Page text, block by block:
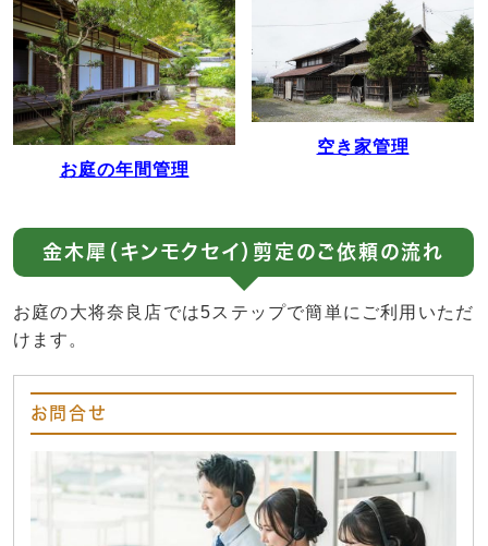
お庭の年間管理
空き家管理
金木犀（キンモクセイ）剪定のご依頼の流れ
お庭の大将奈良店では5ステップで簡単にご利用いただ
けます。
お問合せ